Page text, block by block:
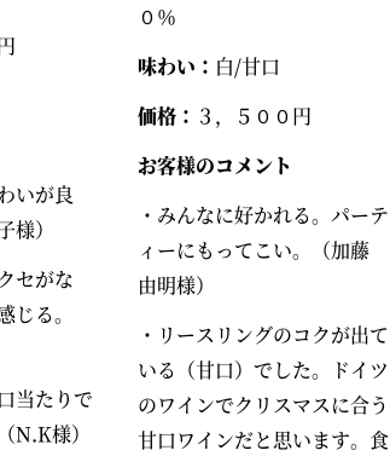
いが良
）
セがな
じる。
当たりで
N.K様）
０％
味わい： 白/甘口
価格： ３，５００円
お客様のコメント
・みんなに好かれる。パーテ
ィーにもってこい。（加藤
由明様）
・リースリングのコクが出て
いる（甘口）でした。ドイツ
のワインでクリスマスに合う
甘口ワインだと思います。食